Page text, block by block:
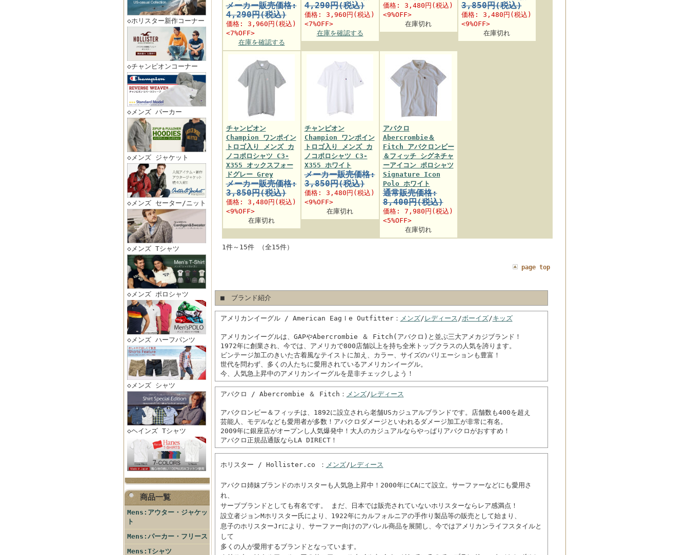
◇ホリスター新作コーナー
◇チャンピオンコーナー
◇メンズ パーカー
◇メンズ ジャケット
◇メンズ セーター/ニット
◇メンズ Tシャツ
◇メンズ ポロシャツ
◇メンズ ハーフパンツ
◇メンズ シャツ
◇ヘインズ Tシャツ
商品一覧
Mens:アウター・ジャケッ
ト
Mens:パーカー・フリース
Mens:Tシャツ
メーカー販売価格:
4,290円(税込)
価格: 3,960円 (税込)
<7%OFF>
在庫を確認する
4,290円(税込)
価格: 3,960円 (税込)
<7%OFF>
在庫を確認する
価格: 3,480円 (税込)
<9%OFF>
在庫切れ
3,850円(税込)
価格: 3,480円 (税込)
<9%OFF>
在庫切れ
チャンピオン
Champion ワンポイン
トロゴ入り メンズ カ
ノコポロシャツ C3-
X355 オックスフォー
ドグレー Grey
メーカー販売価格:
3,850円(税込)
価格: 3,480円 (税込)
<9%OFF>
在庫切れ
チャンピオン
Champion ワンポイン
トロゴ入り メンズ カ
ノコポロシャツ C3-
X355 ホワイト
メーカー販売価格:
3,850円(税込)
価格: 3,480円 (税込)
<9%OFF>
在庫切れ
アバクロ
Abercrombie＆
Fitch アバクロンビー
＆フィッチ シグネチャ
ーアイコン ポロシャツ
Signature Icon
Polo ホワイト
通常販売価格:
8,400円(税込)
価格: 7,980円 (税込)
<5%OFF>
在庫切れ
1件～15件 （全15件）
page top
■ ブランド紹介
アメリカンイーグル / American Eagｌe Outfitter： メンズ/ レディース/ボーイズ/キッズ
アメリカンイーグルは、GAPやAbercrombie ＆ Fitch(アバクロ)と並ぶ三大アメカジブランド！
1972年に創業され、今では、アメリカで800店舗以上を持ち全米トップクラスの人気を誇ります。
ビンテージ加工のきいた古着風なテイストに加え、カラー、サイズのバリエーションも豊富！
世代を問わず、多くの人たちに愛用されているアメリカンイーグル。
今、人気急上昇中のアメリカンイーグルを是非チェックしよう！
アバクロ / Abercrombie ＆ Fitch： メンズ/ レディース
アバクロンビー＆フィッチは、1892に設立されら老舗USカジュアルブランドです。店舗数も400を超え
芸能人、モデルなども愛用者が多数！アバクロダメージといわれるダメージ加工が非常に有名。
2009年に銀座店がオープンし人気爆発中！大人のカジュアルならやっぱりアバクロがおすすめ！
アバクロ正規品通販ならLA DIRECT！
ホリスター / Hollister.co ： メンズ/ レディース
アバクロ姉妹ブランドのホリスターも人気急上昇中！2000年にCAにて設立。サーファーなどにも愛用さ
れ、
サーブブランドとしても有名です。 まだ、日本では販売されていないホリスターならレア感満点！
設立者ジョンMホリスター氏により、1922年にカルフォルニアの手作り製品等の販売として始まり、
息子のホリスターJrにより、サーファー向けのアパレル商品を展開し、今ではアメリカンライフスタイルと
して
多くの人が愛用するブランドとなっています。